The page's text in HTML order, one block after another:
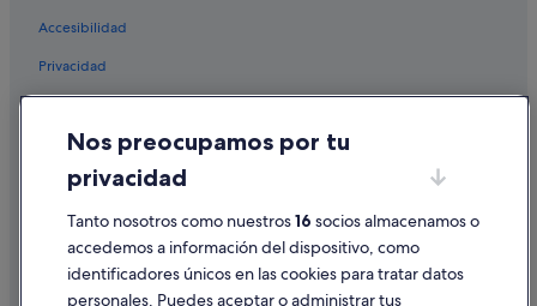
Accesibilidad
Privacidad
Cookies
Condiciones de uso
Información legal/contacto
Pautas sobre el contenido y cómo denunciar contenido
Ayuda
Nos preocupamos por tu
privacidad
Tanto nosotros como nuestros16 socios almacenamos o
accedemos a información del dispositivo, como
identificadores únicos en las cookies para tratar datos
personales. Puedes aceptar o administrar tus